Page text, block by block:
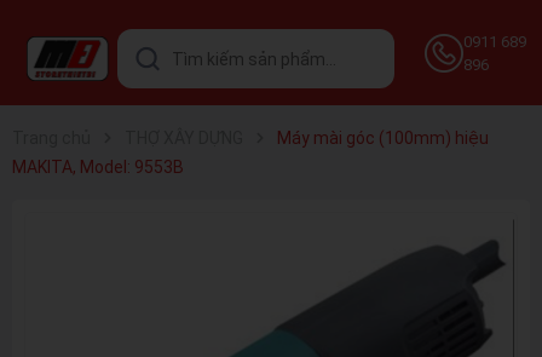
0911 689
896
Máy mài góc (100mm) hiệu
MAKITA, Model: 9553B